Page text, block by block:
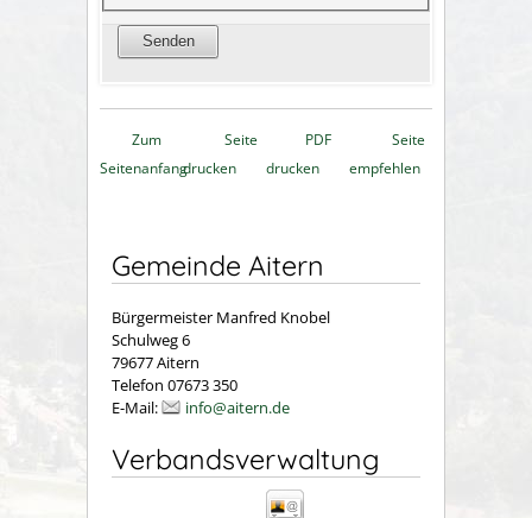
Zum
Seitenanfang
Seite
drucken
PDF
drucken
Seite
empfehlen
Gemeinde Aitern
Bürgermeister Manfred Knobel
Schulweg 6
79677 Aitern
Telefon 07673 350
E-Mail:
info@aitern.de
Verbandsverwaltung